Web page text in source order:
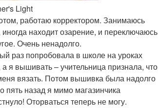
Light
работаю корректором. Занимаюсь
находит озарение, и переключаюсь
Очень ненадолго.
раз попробовала в школе на уроках
а я вышивать – учительница признала, что
вязать. Потом вышивка была надолго
пять назад я мимо магазинчика
Оторваться теперь не могу.